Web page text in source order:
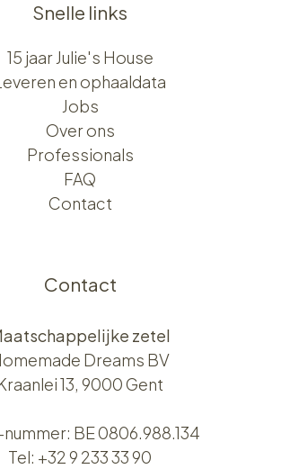
Snelle links
15 jaar Julie's House
en ophaaldata
Jobs
Over ons​​
Professionals
FAQ
Contact
Contact
zetel
Dreams BV
13, 9000 Gent
BE 0806.988.134
Tel: +32 9 233 33 90